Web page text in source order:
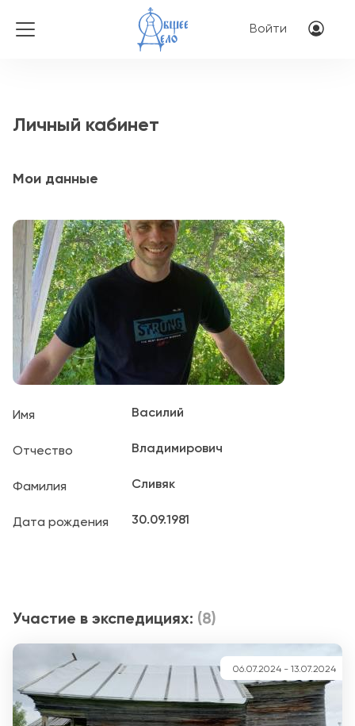
Меню учётной
Войти
Личный кабинет
Мои данные
Имя Василий
Отчество Владимирович
Фамилия Сливяк
Дата рождения 30.09.1981
Участие в экспедициях: (8)
06.07.2024 - 13.07.2024